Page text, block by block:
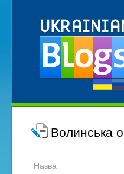
Волинська
Назва